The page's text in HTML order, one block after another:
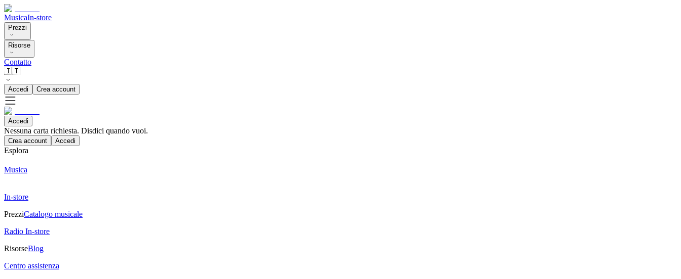
MusicaIn-store
Prezzi
Risorse
Contatto
🇮🇹
Accedi Crea account
Accedi
Nessuna carta richiesta. Disdici quando vuoi.
Crea account Accedi
Esplora
Musica
In-store
PrezziCatalogo musicale
Radio In-store
RisorseBlog
Centro assistenza